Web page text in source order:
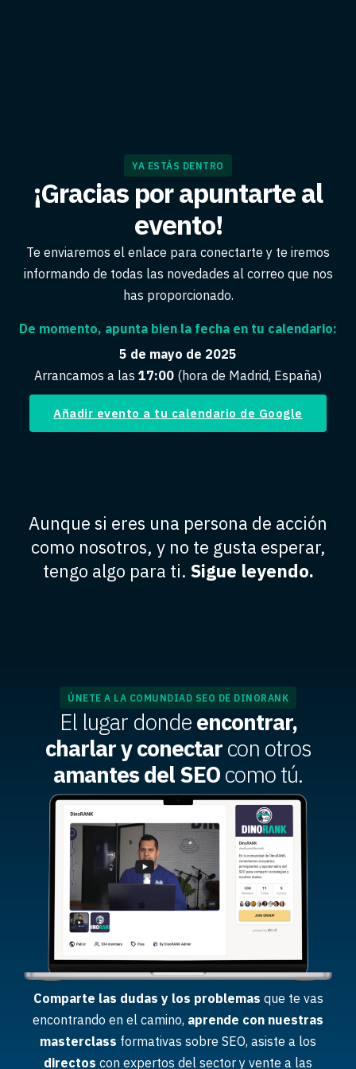
YA ESTÁS DENTRO
¡Gracias por apuntarte al
evento!
Te enviaremos el enlace para conectarte y te iremos
informando de todas las novedades al correo que nos
has proporcionado.
De momento, apunta bien la fecha en tu calendario:
5 de mayo de 2025
Arrancamos a las 17:00 (hora de Madrid, España)
Añadir evento a tu calendario de Google
Aunque si eres una persona de acción
como nosotros, y no te gusta esperar,
tengo algo para ti. Sigue leyendo.
ÚNETE A LA COMUNDIAD SEO DE DINORANK
El lugar dondeencontrar,
charlar y conectarcon otros
amantes del SEOcomo tú.
Comparte las dudas y los problemas que te vas
encontrando en el camino, aprende con nuestras
masterclass formativas sobre SEO, asiste a los
directos con expertos del sector y vente a las